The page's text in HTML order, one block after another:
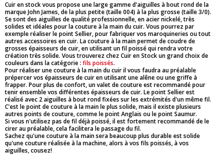
Cuir en stock vous propose une large gamme d'aiguilles à bout rond de la
marque John James, de la plus petite (taille 004) à la plus grosse (taille 3/0).
Se sont des aiguilles de qualité professionnelle, en acier nickelé, très
solides et idéales pour la couture à la main du cuir. Vous pourrez par
exemple réaliser le point Sellier, pour fabriquer vos maroquineries ou tout
autres accessoires en cuir. La couture à la main permet de coudre de
grosses épaisseurs de cuir, en utilisant un fil poissé qui rendra votre
création très solide. Vous trouverez chez Cuir en Stock un grand choix de
couleurs dans la catégorie : fils poissés.
Pour réaliser une couture à la main du cuir il vous faudra au préalable
prépercer vos épaisseurs de cuir en utilisant une alêne ou une griffe à
frapper. Pour plus de confort, un valet de couture est recommandé pour
tenir ensemble vos différentes épaisseurs de cuir. Le point Sellier est
réalisé avec 2 aiguilles à bout rond fixées sur les extrémités d'un même fil.
C'est le point de couture à la main le plus solide, mais il existe plusieurs
autres points de couture, comme le point Anglais ou le point Saumur.
Si vous n'utilisez pas de fil déjà poissé, il est fortement recommandé de le
cirer au préalable, cela facilitera le passage du fil.
Sachez qu'une couture à la main sera beaucoup plus durable est solide
qu'une couture réalisée à la machine, alors à vos fils poissés, à vos
aiguilles, cousez!